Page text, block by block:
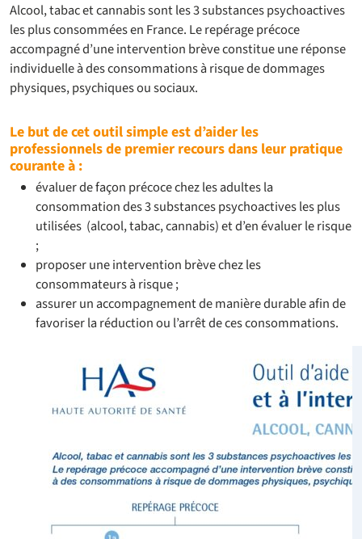
Alcool, tabac et cannabis sont les 3 substances psychoactives
les plus consommées en France. Le repérage précoce
accompagné d’une intervention brève constitue une réponse
individuelle à des consommations à risque de dommages
physiques, psychiques ou sociaux.
Le but de cet outil simple est d’aider les
professionnels de premier recours dans leur pratique
courante à :
évaluer de façon précoce chez les adultes la
consommation des 3 substances psychoactives les plus
utilisées (alcool, tabac, cannabis) et d’en évaluer le risque
;
proposer une intervention brève chez les
consommateurs à risque ;
assurer un accompagnement de manière durable afin de
favoriser la réduction ou l’arrêt de ces consommations.